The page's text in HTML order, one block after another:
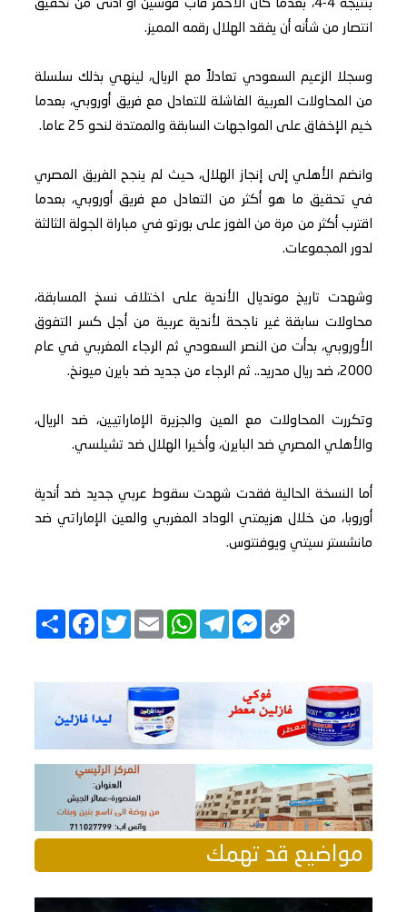
بنتيجة 4-4، بعدما كان الأحمر قاب قوسين أو أدنى من تحقيق
انتصار من شأنه أن يفقد الهلال رقمه المميز.
وسجلا الزعيم السعودي تعادلاً مع الريال، لينهي بذلك سلسلة
من المحاولات العربية الفاشلة للتعادل مع فريق أوروبي، بعدما
خيم الإخفاق على المواجهات السابقة والممتدة لنحو 25 عاما.
وانضم الأهلي إلى إنجاز الهلال، حيث لم ينجح الفريق المصري
في تحقيق ما هو أكثر من التعادل مع فريق أوروبي، بعدما
اقترب أكثر من مرة من الفوز على بورتو في مباراة الجولة الثالثة
لدور المجموعات.
وشهدت تاريخ مونديال الأندية على اختلاف نسخ المسابقة،
محاولات سابقة غير ناجحة لأندية عربية من أجل كسر التفوق
الأوروبي، بدأت من النصر السعودي ثم الرجاء المغربي في عام
2000، ضد ريال مدريد.. ثم الرجاء من جديد ضد بايرن ميونخ.
وتكررت المحاولات مع العين والجزيرة الإماراتيين، ضد الريال،
والأهلي المصري ضد البايرن، وأخيرا الهلال ضد تشيلسي.
أما النسخة الحالية فقدت شهدت سقوط عربي جديد ضد أندية
أوروبا، من خلال هزيمتي الوداد المغربي والعين الإماراتي ضد
مانشستر سيتي ويوفنتوس.
انشر
FacebookTwitterEmail
WhatsAppTelegram
MessengerCopy
Link
مواضيع قد تهمك